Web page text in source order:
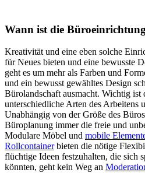
Wann ist die
Kreativität und eine eben solche
für Neues bieten und eine bewusste
geht es um mehr als Farben und
und ein bewusst gewähltes Design
Bürolandschaft ausmacht. Wichtig ist
unterschiedliche Arten des Arbeitens
Unabhängig von der Größe des
Büroplanung immer die freie und
Modulare Möbel und mobile
Rollcontainerbieten die nötige
flüchtige Ideen festzuhalten, die sich
könnten, geht kein Weg an